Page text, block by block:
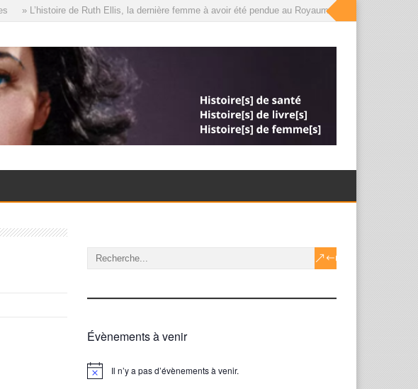
» L’histoire de Ruth Ellis, la dernière femme à avoir été pendue au Royaume-Uni, que le roi a
Évènements à venir
Notice Il n’y a pas d’évènements à venir.